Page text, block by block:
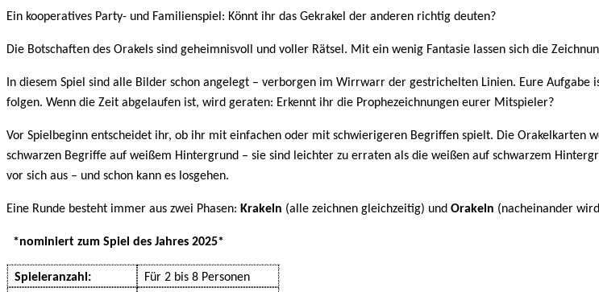
Ein kooperatives Party- und Familienspiel: Könnt ihr das Gekrakel der anderen richtig deuten?
Die Botschaften des Orakels sind geheimnisvoll und voller Rätsel. Mit ein wenig Fantasie lassen sich die
In diesem Spiel sind alle Bilder schon angelegt – verborgen im Wirrwarr der gestrichelten Linien. Eure
folgen. Wenn die Zeit abgelaufen ist, wird geraten: Erkennt ihr die Prophezeichnungen eurer Mitspieler?
Vor Spielbeginn entscheidet ihr, ob ihr mit einfachen oder mit schwierigeren Begriffen spielt. Die Orakelkarten
schwarzen Begriffe auf weißem Hintergrund – sie sind leichter zu erraten als die weißen auf schwarzem
vor sich aus – und schon kann es losgehen.
Eine Runde besteht immer aus zwei Phasen: Krakeln (alle zeichnen gleichzeitig) und Orakeln (nacheinander
*nominiert zum Spiel des Jahres 2025*
Spieleranzahl:
Für 2 bis 8 Personen